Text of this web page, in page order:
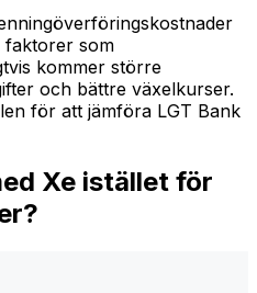
faktorer som
kommer större
och bättre växelkurser.
för att jämföra LGT Bank
Xe istället för